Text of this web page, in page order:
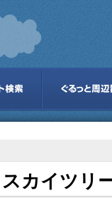
カイツリ